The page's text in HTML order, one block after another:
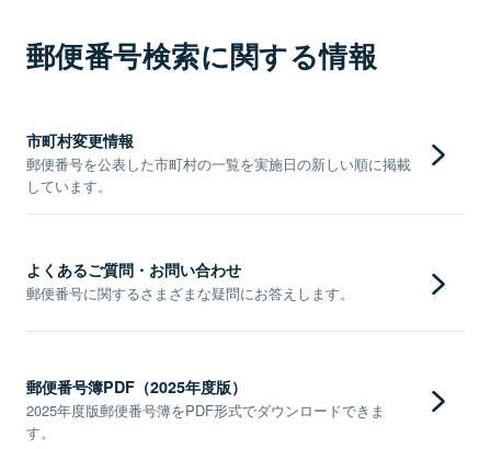
郵便番号検索に関する情報
市町村変更情報
郵便番号を公表した市町村の一覧を実施日の新しい順に掲載
しています。
よくあるご質問・お問い合わせ
郵便番号に関するさまざまな疑問にお答えします。
郵便番号簿PDF（2025年度版）
2025年度版郵便番号簿をPDF形式でダウンロードできま
す。